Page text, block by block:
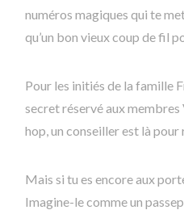
numéros magiques qui te
qu’un bon vieux coup de fil
Pour les initiés de la famille
secret réservé aux membres
hop, un conseiller est là
Mais si tu es encore aux
Imagine-le comme un